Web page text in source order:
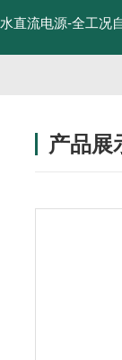
直流电源-全工况
产品展